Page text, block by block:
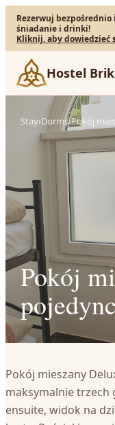
Rezerwuj bezpośrednio
śniadanie i drinki!
Kliknij, aby dowiedzieć
Hostel
Stay›Dorms›Pokój
Pokój
Pokój mieszany
maksymalnie trzech
ensuite, widok na